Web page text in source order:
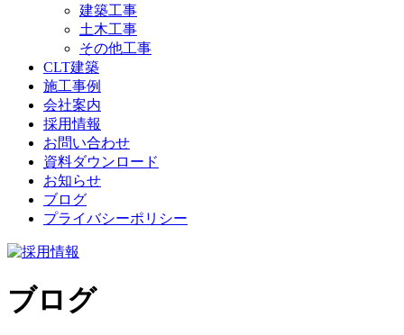
建築工事
土木工事
その他工事
CLT建築
施工事例
会社案内
採用情報
お問い合わせ
資料ダウンロード
お知らせ
ブログ
プライバシーポリシー
ブログ